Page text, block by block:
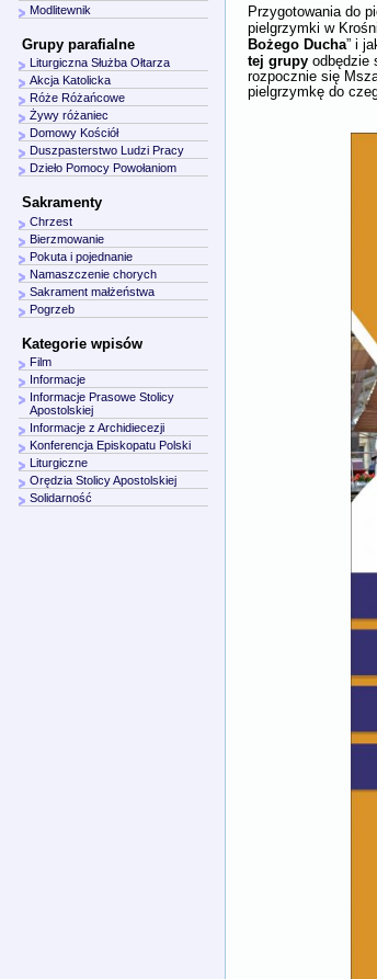
Przygotowania do
pielgrzymki w
Bożego Ducha” i
tej grupy odbędzie
rozpocznie się
pielgrzymkę do
Modlitewnik
Grupy parafialne
Liturgiczna Służba Ołtarza
Akcja Katolicka
Róże Różańcowe
Żywy różaniec
Domowy Kościół
Duszpasterstwo Ludzi Pracy
Dzieło Pomocy Powołaniom
Sakramenty
Chrzest
Bierzmowanie
Pokuta i pojednanie
Namaszczenie chorych
Sakrament małżeństwa
Pogrzeb
Kategorie wpisów
Film
Informacje
Informacje Prasowe Stolicy
Apostolskiej
Informacje z Archidiecezji
Konferencja Episkopatu Polski
Liturgiczne
Orędzia Stolicy Apostolskiej
Solidarność